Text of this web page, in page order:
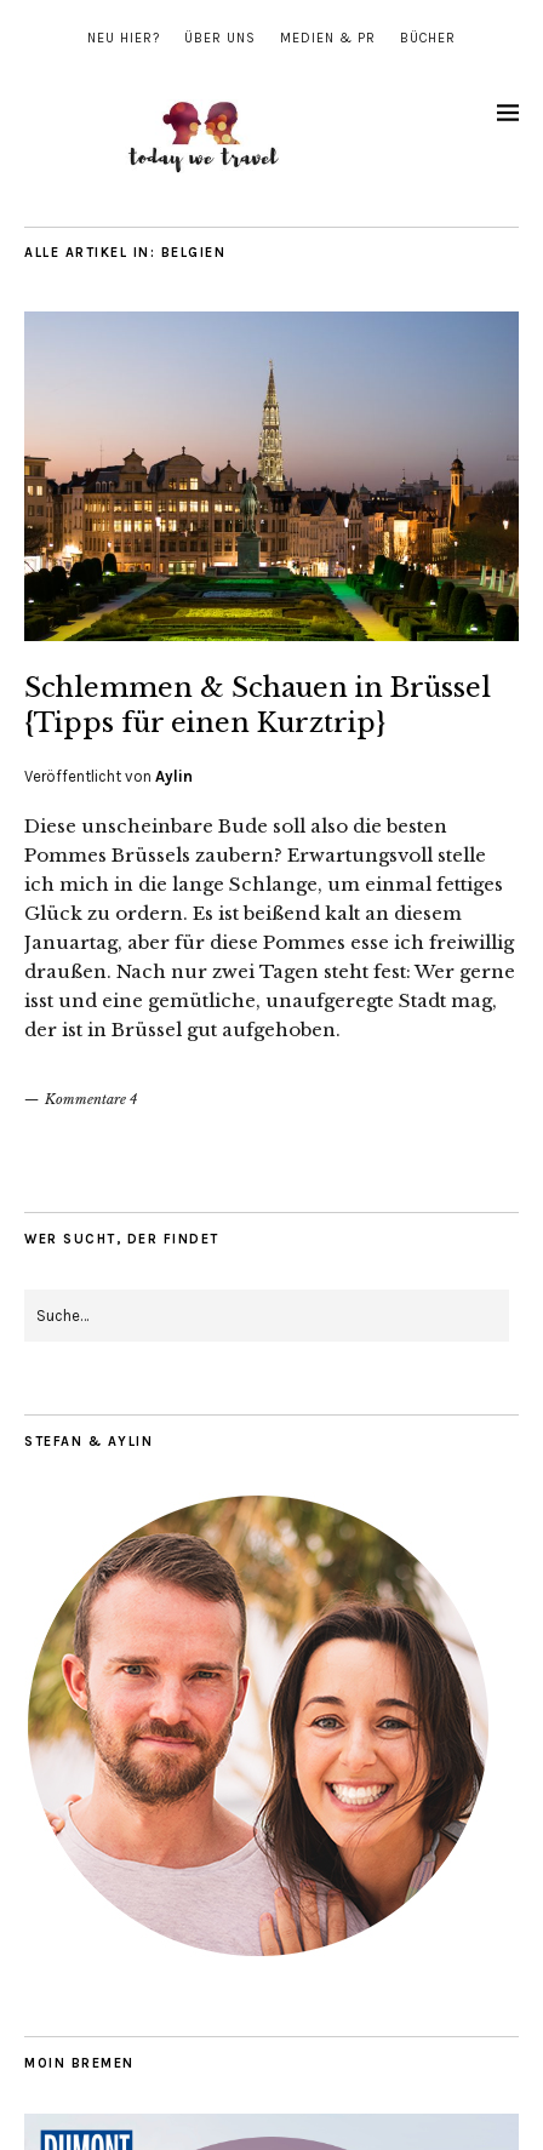
NEU HIER? ÜBER UNS MEDIEN & PR BÜCHER
ALLE ARTIKEL IN: BELGIEN
Schlemmen & Schauen in Brüssel
{Tipps für einen Kurztrip}
Veröffentlicht von Aylin
Diese unscheinbare Bude soll also die besten
Pommes Brüssels zaubern? Erwartungsvoll stelle
ich mich in die lange Schlange, um einmal fettiges
Glück zu ordern. Es ist beißend kalt an diesem
Januartag, aber für diese Pommes esse ich freiwillig
draußen. Nach nur zwei Tagen steht fest: Wer gerne
isst und eine gemütliche, unaufgeregte Stadt mag,
der ist in Brüssel gut aufgehoben.
Kommentare 4
WER SUCHT, DER FINDET
STEFAN & AYLIN
MOIN BREMEN